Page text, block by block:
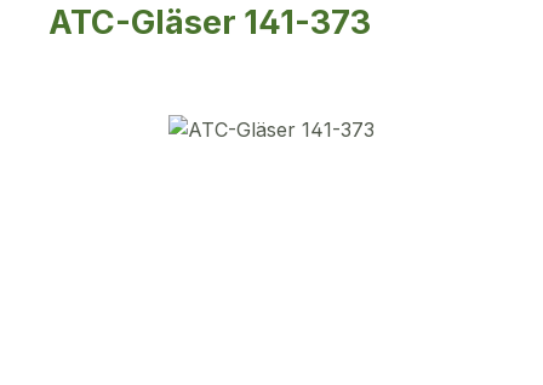
ATC-Gläser 141-373
Bildergalerie überspringen